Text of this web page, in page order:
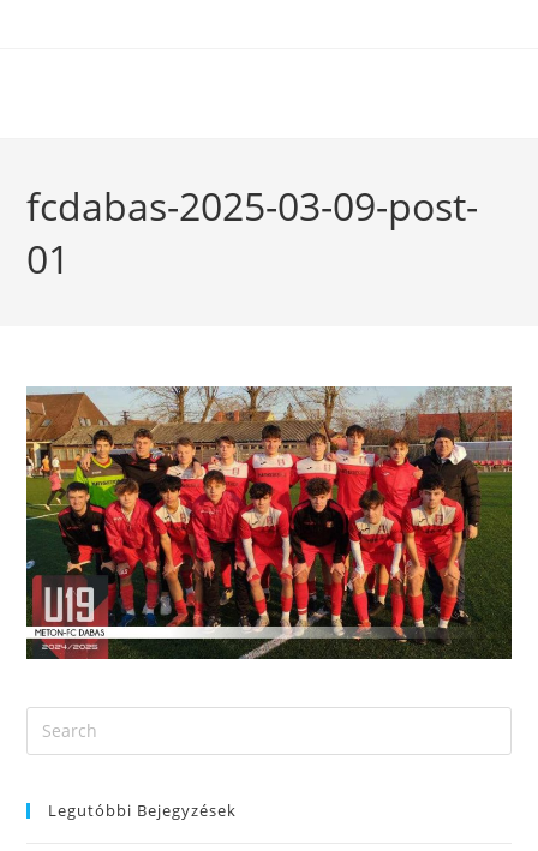
fcdabas-2025-03-09-post-
01
Legutóbbi Bejegyzések